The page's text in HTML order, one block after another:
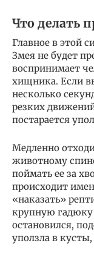
Что делать
Главное в этой
Змея не будет
воспринимает
хищника. Если
несколько
резких
постарается
Медленно
животному
поймать ее за
происходит
«наказать»
крупную гадюку
остановился,
уползла в